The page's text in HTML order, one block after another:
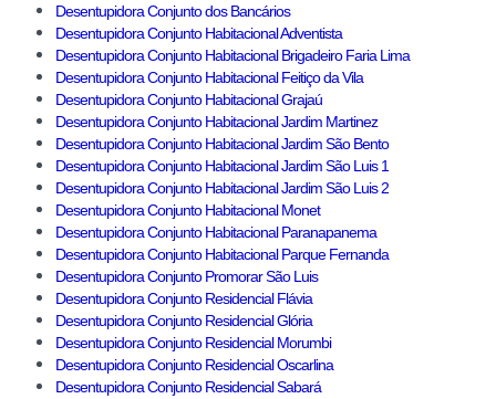
Desentupidora Conjunto dos Bancários
Desentupidora Conjunto Habitacional Adventista
Desentupidora Conjunto Habitacional Brigadeiro Faria Lima
Desentupidora Conjunto Habitacional Feitiço da Vila
Desentupidora Conjunto Habitacional Grajaú
Desentupidora Conjunto Habitacional Jardim Martinez
Desentupidora Conjunto Habitacional Jardim São Bento
Desentupidora Conjunto Habitacional Jardim São Luis 1
Desentupidora Conjunto Habitacional Jardim São Luis 2
Desentupidora Conjunto Habitacional Monet
Desentupidora Conjunto Habitacional Paranapanema
Desentupidora Conjunto Habitacional Parque Fernanda
Desentupidora Conjunto Promorar São Luis
Desentupidora Conjunto Residencial Flávia
Desentupidora Conjunto Residencial Glória
Desentupidora Conjunto Residencial Morumbi
Desentupidora Conjunto Residencial Oscarlina
Desentupidora Conjunto Residencial Sabará